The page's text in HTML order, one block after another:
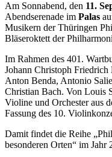
Am Sonnabend, den 11.
Abendserenade im Palas
Musikern der Thüringen
Bläseroktett der
Im Rahmen des 401.
Johann Christoph
Anton Benda, Antonio
Christian Bach. Von Louis
Violine und Orchester aus
Fassung des 10.
Damit findet die Reihe
besonderen Orten“ im Jahr